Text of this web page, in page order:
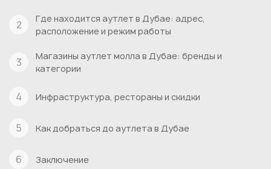
Где находится аутлет в Дубае: адрес,
расположение и режим работы
Магазины аутлет молла в Дубае: бренды и
категории
Инфраструктура, рестораны и скидки
Как добраться до аутлета в Дубае
Заключение